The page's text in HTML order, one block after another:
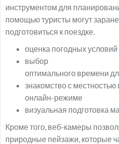
инструментом для
помощью туристы могут
подготовиться к поездке.
оценка погодных
выбор
оптимального времени
знакомство с местностью
онлайн-режиме
визуальная подготовка
Кроме того, веб-камеры
природные пейзажи, которые